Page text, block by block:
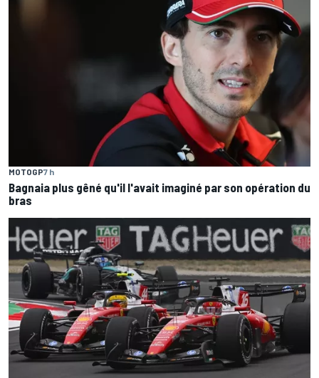
MOTOGP7 h
Bagnaia plus gêné qu'il l'avait imaginé par son opération du
bras